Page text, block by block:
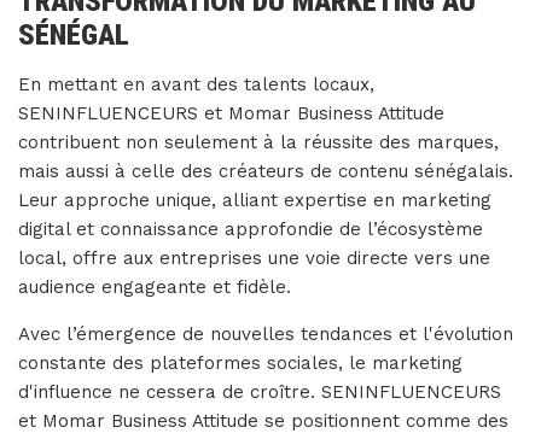
SÉNÉGAL
En mettant en avant des talents locaux,
SENINFLUENCEURS et Momar Business Attitude
contribuent non seulement à la réussite des marques,
mais aussi à celle des créateurs de contenu sénégalais.
Leur approche unique, alliant expertise en marketing
digital et connaissance approfondie de l’écosystème
local, offre aux entreprises une voie directe vers une
audience engageante et fidèle.
Avec l’émergence de nouvelles tendances et l'évolution
constante des plateformes sociales, le marketing
d'influence ne cessera de croître. SENINFLUENCEURS
et Momar Business Attitude se positionnent comme des